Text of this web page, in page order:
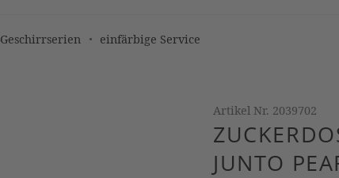
Geschirrserien einfärbige Service
Artikel Nr. 2039702
JUNTO